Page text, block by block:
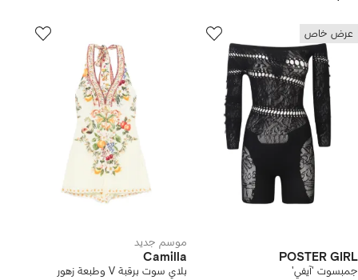
عرض خاص
POSTER GIRL
جمبسوت 'آيفي'
موسم جديد
Camilla
بلاي سوت برقبة V وطبعة زهور